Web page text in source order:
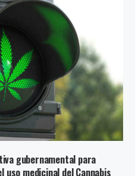
gubernamental para
medicinal del Cannabis